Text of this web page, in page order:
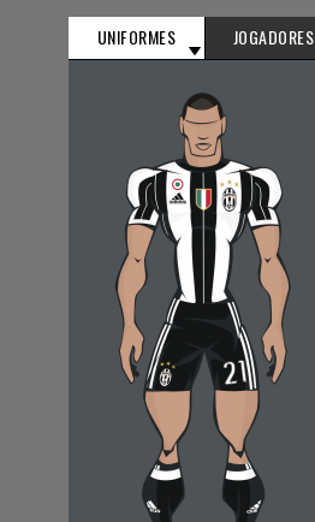
UNIFORMES JOGADORES